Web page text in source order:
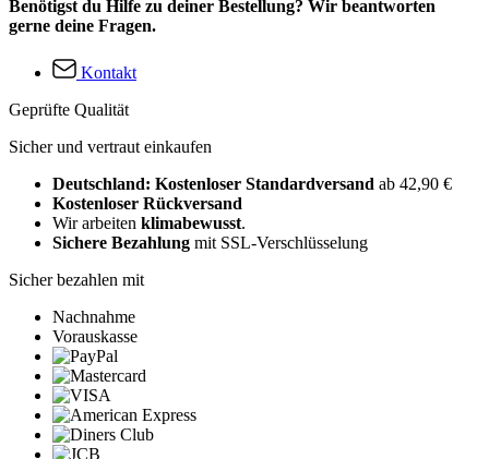
Benötigst du Hilfe zu deiner Bestellung? Wir beantworten
gerne deine Fragen.
Kontakt
Geprüfte Qualität
Sicher und vertraut einkaufen
Deutschland: Kostenloser Standardversand ab 42,90 €
Kostenloser Rückversand
Wir arbeiten klimabewusst.
Sichere Bezahlung mit SSL-Verschlüsselung
Sicher bezahlen mit
Nachnahme
Vorauskasse